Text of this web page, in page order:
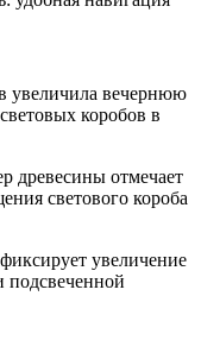
увеличила вечернюю
коробов в
древесины отмечает
светового короба
увеличение
подсвеченной